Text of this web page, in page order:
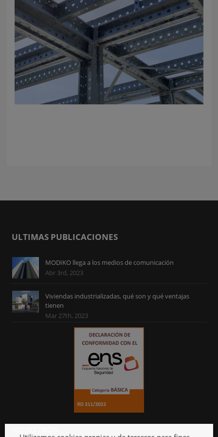
ULTIMAS PUBLICACIONES
MODIKO llega a los medios de comunicación
Abr 3rd, 2023
Viviendas industrializadas, qué son y qué ventajas
tienen
Mar 27th, 2023